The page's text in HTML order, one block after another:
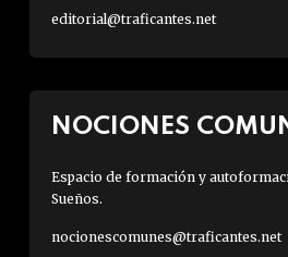
editorial@traficantes.net
NOCIONES
Espacio de formación y
Sueños.
nocionescomunes@traficantes.net